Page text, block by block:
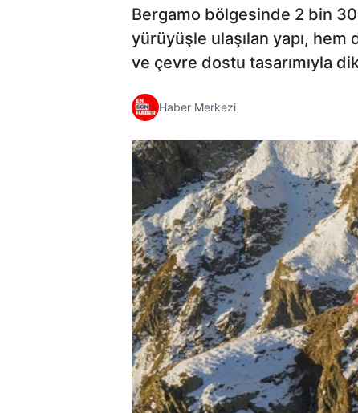
Bergamo bölgesinde 2 bin
yürüyüşle ulaşılan yapı, hem
ve çevre dostu tasarımıyla
Haber Merkezi